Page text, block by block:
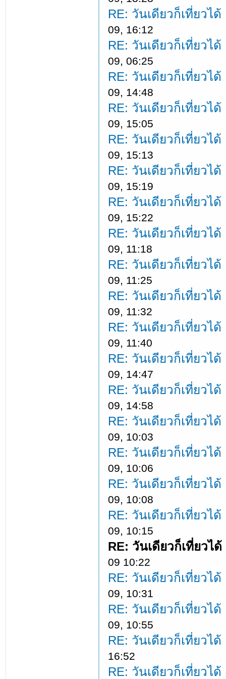
RE: วันเดียวก็เที่ยวไ
09, 16:12
RE: วันเดียวก็เที่ยวไ
09, 06:25
RE: วันเดียวก็เที่ยวไ
09, 14:48
RE: วันเดียวก็เที่ยวไ
09, 15:05
RE: วันเดียวก็เที่ยวไ
09, 15:13
RE: วันเดียวก็เที่ยวไ
09, 15:19
RE: วันเดียวก็เที่ยวไ
09, 15:22
RE: วันเดียวก็เที่ยวไ
09, 11:18
RE: วันเดียวก็เที่ยวไ
09, 11:25
RE: วันเดียวก็เที่ยวไ
09, 11:32
RE: วันเดียวก็เที่ยวไ
09, 11:40
RE: วันเดียวก็เที่ยวไ
09, 14:47
RE: วันเดียวก็เที่ยวไ
09, 14:58
RE: วันเดียวก็เที่ยวไ
09, 10:03
RE: วันเดียวก็เที่ยวไ
09, 10:06
RE: วันเดียวก็เที่ยวไ
09, 10:08
RE: วันเดียวก็เที่ยวไ
09, 10:15
RE: วันเดียวก็เที่ยวไ
09 10:22
RE: วันเดียวก็เที่ยวไ
09, 10:31
RE: วันเดียวก็เที่ยวไ
09, 10:55
RE: วันเดียวก็เที่ยวไ
16:52
RE: วันเดียวก็เที่ยวไ